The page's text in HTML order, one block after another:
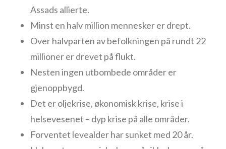
Assads allierte.
Minst en halv million mennesker er drept.
Over halvparten av befolkningen på rundt 22
millioner er drevet på flukt.
Nesten ingen utbombede områder er
gjenoppbygd.
Det er oljekrise, økonomisk krise, krise i
helsevesenet – dyp krise på alle områder.
Forventet levealder har sunket med 20 år.